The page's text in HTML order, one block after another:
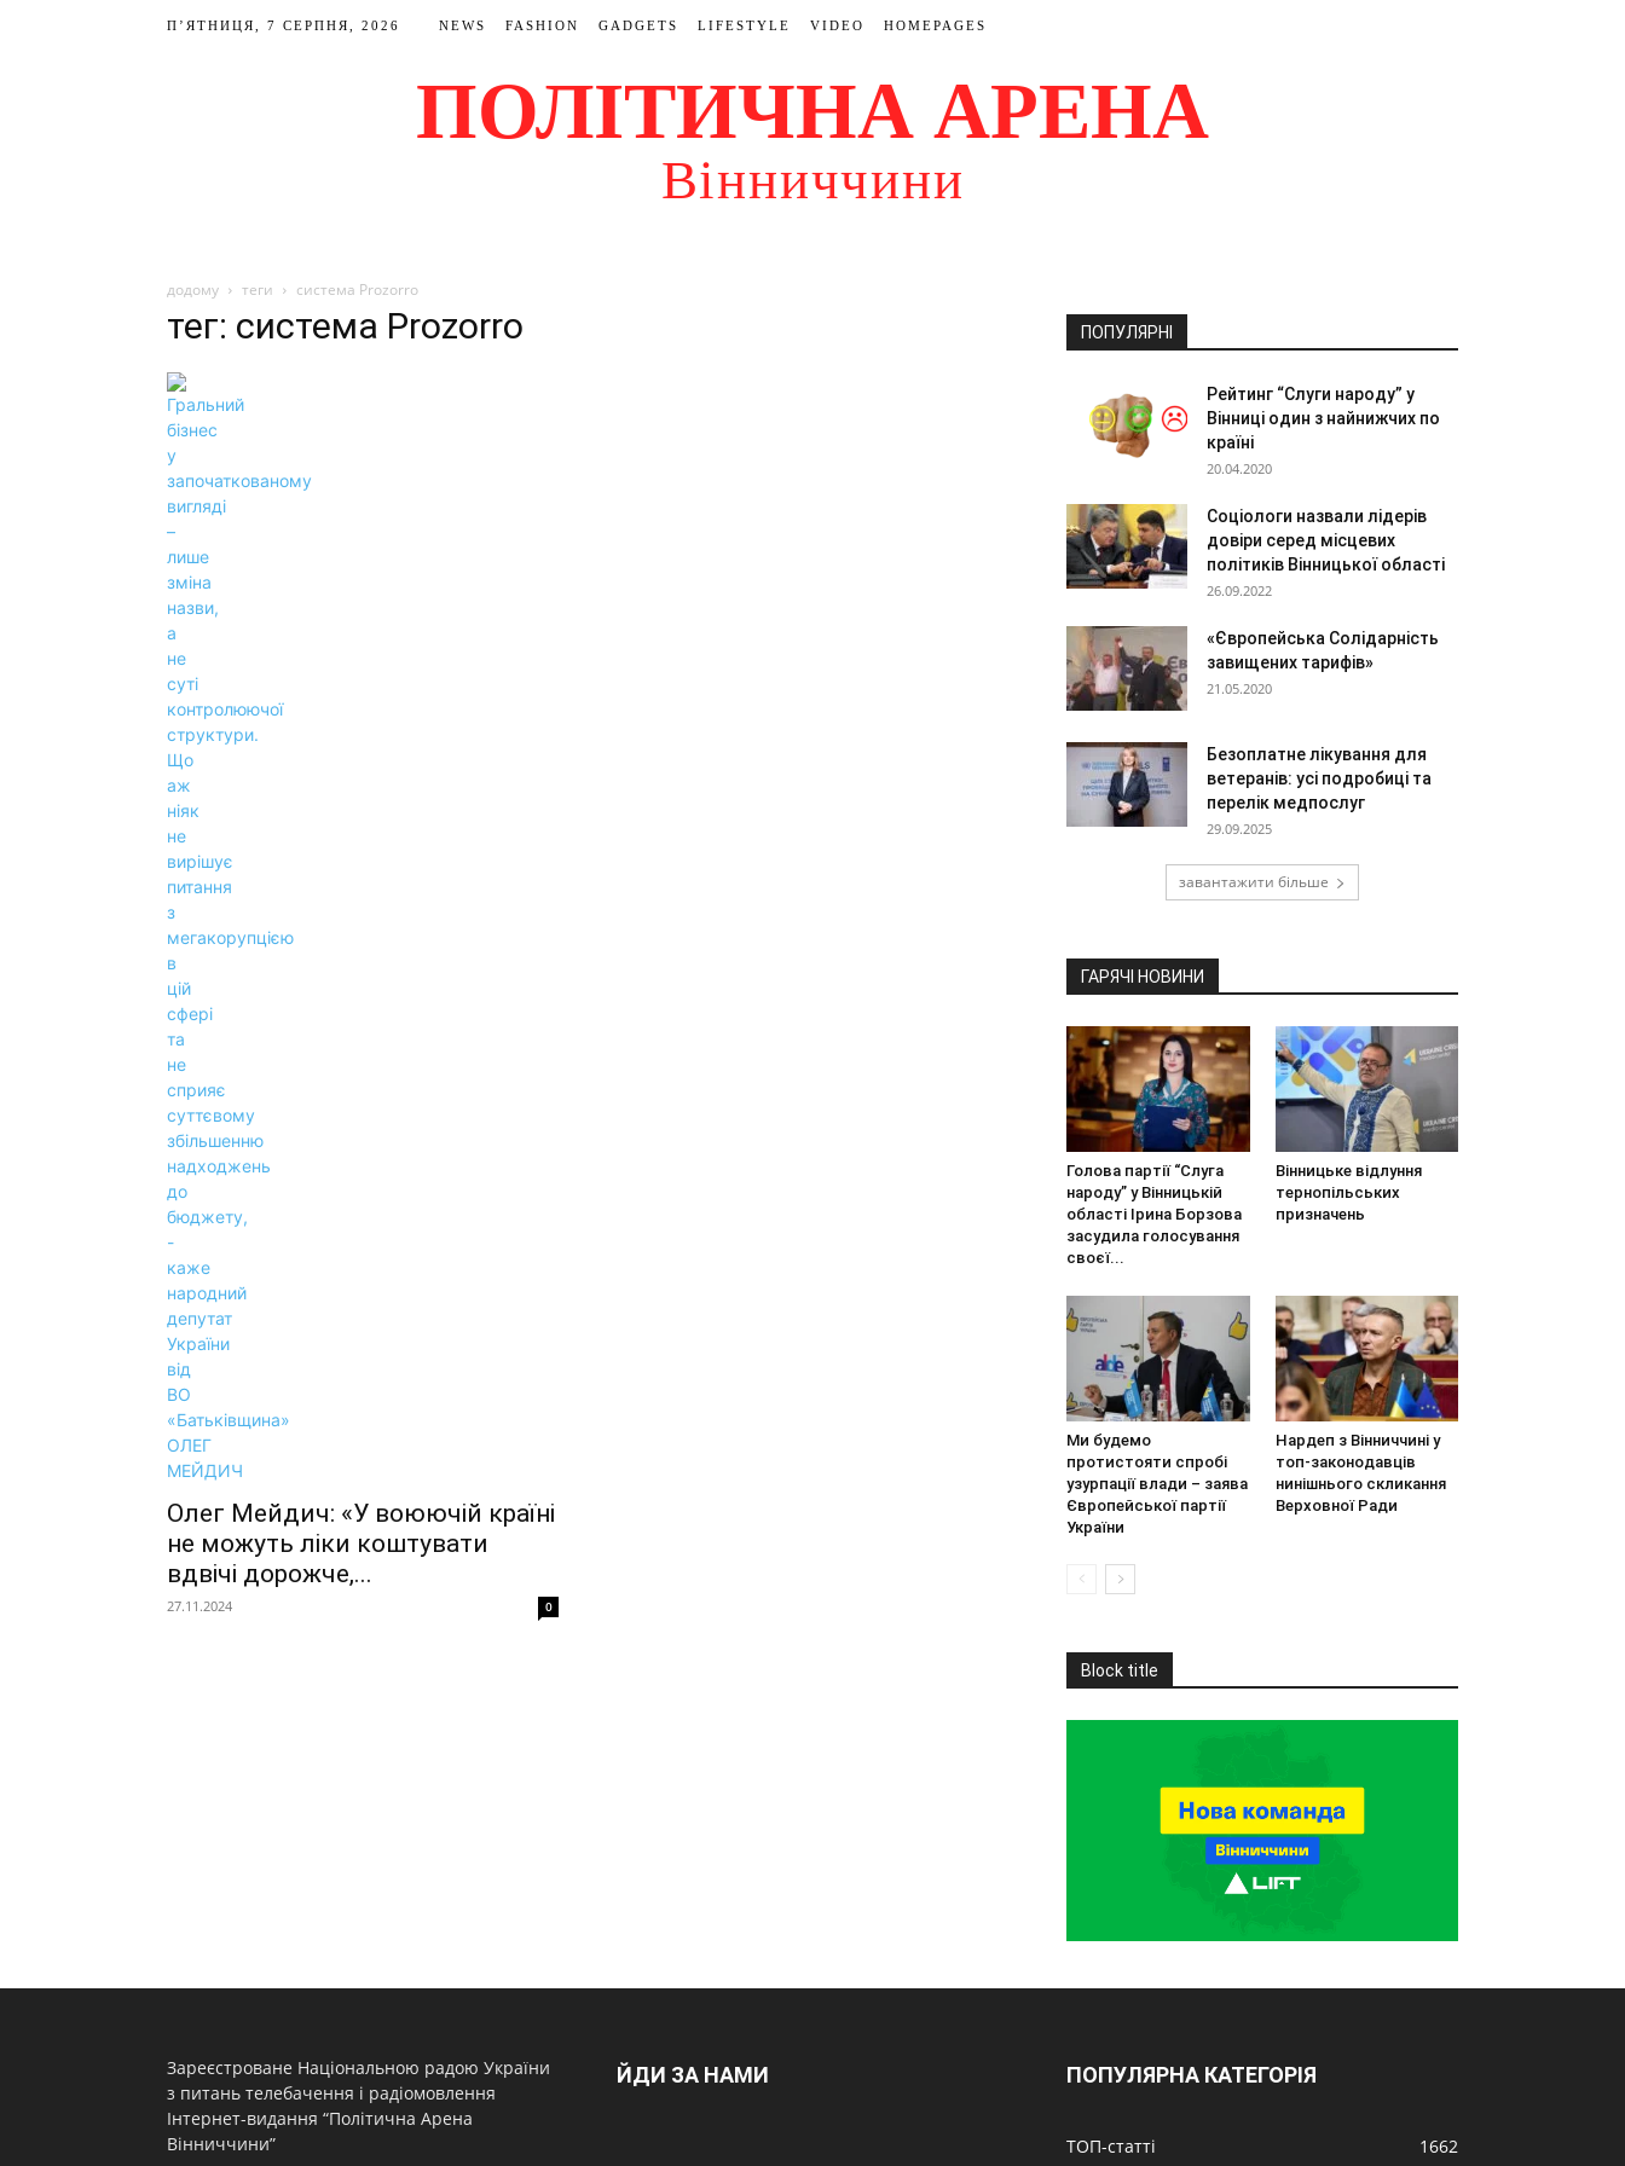
П’ЯТНИЦЯ, 7 СЕРПНЯ, 2026 NEWS FASHION GADGETS LIFESTYLE VIDEO HOMEPAGES
ПОЛІТИЧНА АРЕНА
Вінниччини
додому теги система Prozorro
тег: система Prozorro
Олег Мейдич: «У воюючій країні
не можуть ліки коштувати
вдвічі дорожче,...
27.11.2024 0
ПОПУЛЯРНІ
Рейтинг “Слуги народу” у
Вінниці один з найнижчих по
країні
20.04.2020
Соціологи назвали лідерів
довіри серед місцевих
політиків Вінницької області
26.09.2022
«Європейська Солідарність
завищених тарифів»
21.05.2020
Безоплатне лікування для
ветеранів: усі подробиці та
перелік медпослуг
29.09.2025
завантажити більше
ГАРЯЧІ НОВИНИ
Голова партії “Слуга
народу” у Вінницькій
області Ірина Борзова
засудила голосування
своєї...
Вінницьке відлуння
тернопільських
призначень
Ми будемо
протистояти спробі
узурпації влади – заява
Європейської партії
України
Нардеп з Вінниччині у
топ-законодавців
нинішнього скликання
Верховної Ради
Block title
Зареєстроване Національною радою України
з питань телебачення і радіомовлення
Інтернет-видання “Політична Арена
Вінниччини”
ЙДИ ЗА НАМИ ПОПУЛЯРНА КАТЕГОРІЯ
ТОП-статті 1662